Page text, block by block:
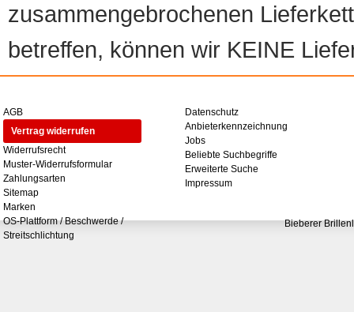
zusammengebrochenen
betreffen, können wir KEINE
AGB
Vertrag widerrufen
Widerrufsrecht
Muster-Widerrufsformular
Zahlungsarten
Sitemap
Marken
OS-Plattform / Beschwerde /
Streitschlichtung
Datenschutz
Anbieterkennzeichnung
Jobs
Beliebte Suchbegriffe
Erweiterte Suche
Impressum
Bieberer